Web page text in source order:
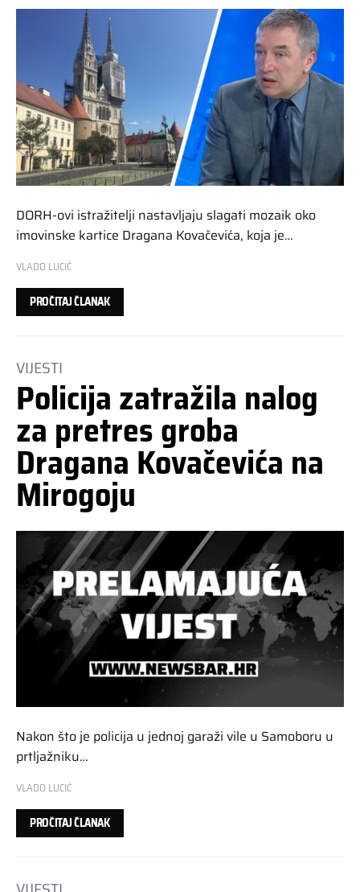
DORH-ovi istražitelji nastavljaju slagati mozaik oko
imovinske kartice Dragana Kovačevića, koja je…
VLADO LUCIĆ
PROČITAJ ČLANAK
VIJESTI
Policija zatražila nalog
za pretres groba
Dragana Kovačevića na
Mirogoju
Nakon što je policija u jednoj garaži vile u Samoboru u
prtljažniku…
VLADO LUCIĆ
PROČITAJ ČLANAK